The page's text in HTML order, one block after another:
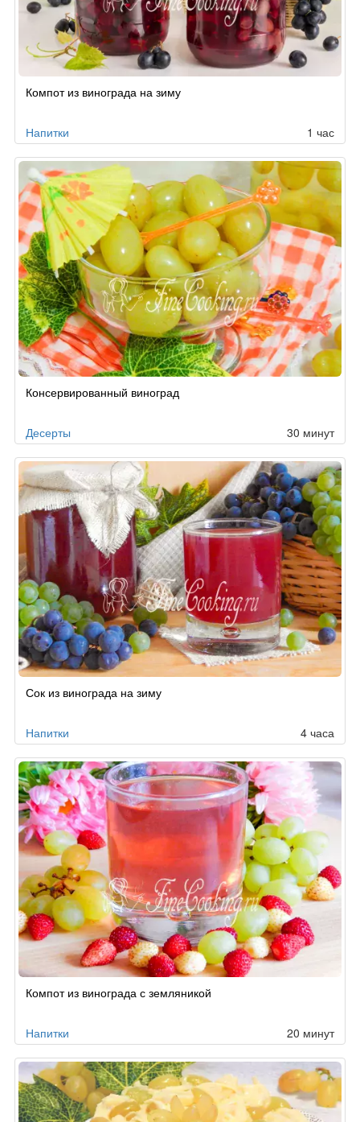
Компот из винограда на зиму
Напитки 1 час
Консервированный виноград
Десерты 30 минут
Сок из винограда на зиму
Напитки 4 часа
Компот из винограда с земляникой
Напитки 20 минут